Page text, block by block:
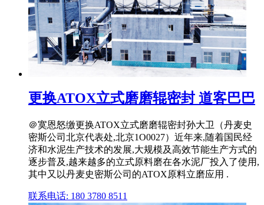
更换ATOX立式磨磨辊密封 道客巴巴
＠寞恩怒缴更换ATOX立式磨磨辊密封孙大卫（丹麦史
密斯公司北京代表处,北京1O0027）近年来,随着国民经
济和水泥生产技术的发展,大规模及高效节能生产方式的
逐步普及,越来越多的立式原料磨在各水泥厂投入了使用,
其中又以丹麦史密斯公司的ATOX原料立磨应用 .
联系电话: 180 3780 8511